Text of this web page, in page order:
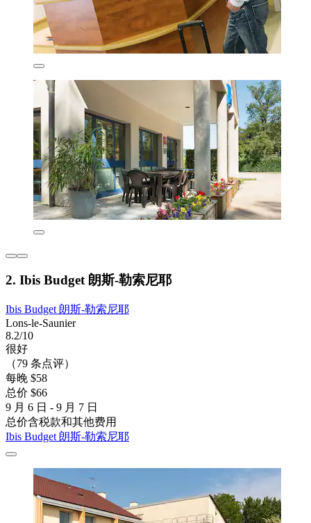
2. Ibis Budget 朗斯-勒索尼耶
Ibis Budget 朗斯-勒索尼耶
Lons-le-Saunier
8.2/10
很好
（79 条点评）
每晚 $58
总价 $66
9 月 6 日 - 9 月 7 日
总价含税款和其他费用
Ibis Budget 朗斯-勒索尼耶